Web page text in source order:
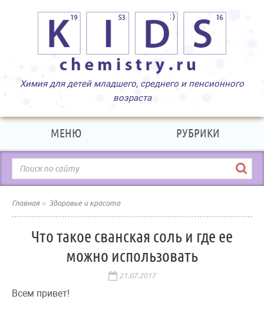
МЕНЮ РУБРИКИ
Главная» Здоровье и красота
Что такое сванская соль и где ее
можно использовать
21.07.2017
Всем привет!